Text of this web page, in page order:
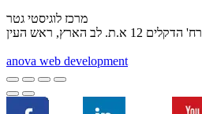
מרכז לוגיסטי גטר
רח' הדקלים 12 א.ת. לב הארץ, ראש העין
anova web development